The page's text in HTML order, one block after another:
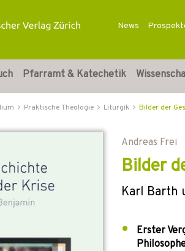
News
Pfarramt & Katechetik
Praktische Theologie Liturgik Bilder der
Andreas Frei
Bilder
Karl Barth
Erster